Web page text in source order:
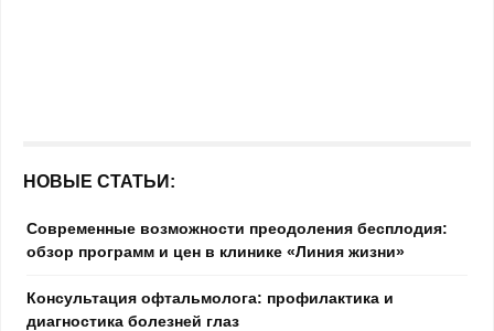
НОВЫЕ СТАТЬИ:
Современные возможности преодоления бесплодия:
обзор программ и цен в клинике «Линия жизни»
Консультация офтальмолога: профилактика и
диагностика болезней глаз